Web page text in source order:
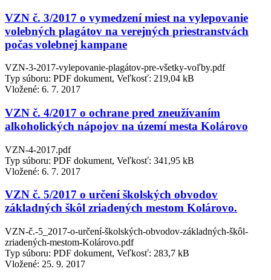
VZN č. 3/2017 o vymedzení miest na vylepovanie
volebných plagátov na verejných priestranstvách
počas volebnej kampane
VZN-3-2017-vylepovanie-plagátov-pre-všetky-voľby.pdf
Typ súboru: PDF dokument, Veľkosť: 219,04 kB
Vložené: 6. 7. 2017
VZN č. 4/2017 o ochrane pred zneužívaním
alkoholických nápojov na území mesta Kolárovo
VZN-4-2017.pdf
Typ súboru: PDF dokument, Veľkosť: 341,95 kB
Vložené: 6. 7. 2017
VZN č. 5/2017 o určení školských obvodov
základných škôl zriadených mestom Kolárovo.
VZN-č.-5_2017-o-určení-školských-obvodov-základných-škôl-
zriadených-mestom-Kolárovo.pdf
Typ súboru: PDF dokument, Veľkosť: 283,7 kB
Vložené: 25. 9. 2017